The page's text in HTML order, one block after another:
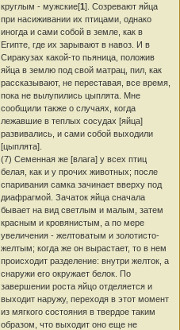
круглым - мужские[1]. Созревают яйца
при насиживании их птицами, однако
иногда и сами собой в земле, как в
Египте, где их зарывают в навоз. И в
Сиракузах какой-то пьяница, положив
яйца в землю под свой матрац, пил, как
рассказывают, не переставая, все время,
пока не вылупились цыплята. Мне
сообщили также о случаях, когда
лежавшие в теплых сосудах [яйца]
развивались, и сами собой выходили
[цыплята].
(7) Семенная же [влага] у всех птиц
белая, как и у прочих животных; после
спаривания самка зачинает вверху под
диафрагмой. Зачаток яйца сначала
бывает на вид светлым и малым, затем
красным и кровянистым, а по мере
увеличения - желтоватым и золотисто-
желтым; когда же он вырастает, то в нем
происходит разделение: внутри желток, а
снаружи его окружает белок. По
завершении роста яйцо отделяется и
выходит наружу, переходя в этот момент
из мягкого состояния в твердое таким
образом, что выходит оно еще не